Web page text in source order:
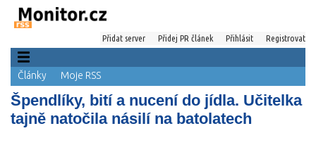
Přidat server Přidej PR článek Přihlásit Registrovat
Články Moje RSS
Špendlíky, bití a nucení do jídla. Učitelka
tajně natočila násilí na batolatech